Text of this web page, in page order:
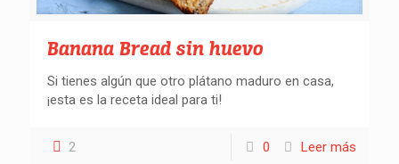
Banana Bread sin huevo
Si tienes algún que otro plátano maduro en casa,
¡esta es la receta ideal para ti!
2 0 Leer más